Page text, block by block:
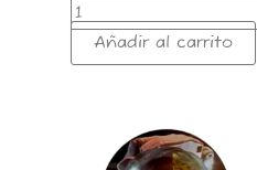
Añadir al carrito
CENICERO
METAL